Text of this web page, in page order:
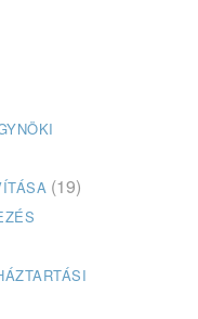
(19)